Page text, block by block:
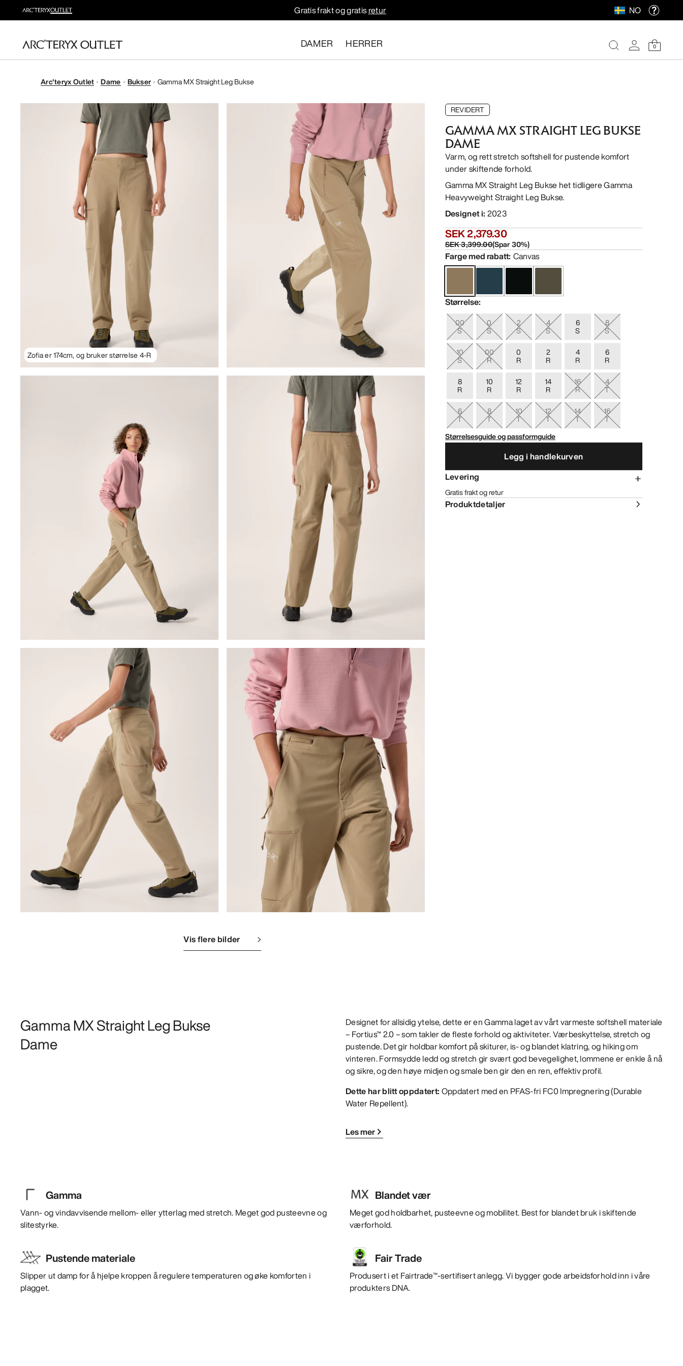
Gratis frakt og gratisretur NO
DAMER HERRER 0
Arc'teryx Outlet Dame Bukser Gamma MX Straight Leg Bukse
Zofia er 174cm, og bruker størrelse 4-R
Vis flere bilder
REVIDERT
GAMMA MX STRAIGHT LEG BUKSE
DAME
Varm, og rett stretch softshell for pustende komfort
under skiftende forhold.
Gamma MX Straight Leg Bukse het tidligere Gamma
Heavyweight Straight Leg Bukse.
Designet i: 2023
SEK 2,379.30
SEK 3,399.00(Spar30%)
Farge med rabatt: Canvas
Størrelse:
00
S
0
S
2
S
4
S
6
S
8
S
10
S
00
R
0
R
2
R
4
R
6
R
8
R
10
R
12
R
14
R
16
R
4
T
6
T
8
T
10
T
12
T
14
T
16
T
Størrelsesguide og passformguide
Legg i handlekurven
Levering
Gratis frakt og retur
Produktdetaljer
Gamma MX Straight Leg Bukse
Dame
Designet for allsidig ytelse, dette er en Gamma laget av vårt varmeste softshell materiale
– Fortius™ 2.0 – som takler de fleste forhold og aktiviteter. Værbeskyttelse, stretch og
pustende. Det gir holdbar komfort på skiturer, is- og blandet klatring, og hiking om
vinteren. Formsydde ledd og stretch gir svært god bevegelighet, lommene er enkle å nå
og sikre, og den høye midjen og smale ben gir den en ren, effektiv profil.
Dette har blitt oppdatert: Oppdatert med en PFAS-fri FC0 Impregnering (Durable
Water Repellent).
Les mer
Gamma
Vann- og vindavvisende mellom- eller ytterlag med stretch. Meget god pusteevne og
slitestyrke.
Blandet vær
Meget god holdbarhet, pusteevne og mobilitet. Best for blandet bruk i skiftende
værforhold.
Pustende materiale
Slipper ut damp for å hjelpe kroppen å regulere temperaturen og øke komforten i
plagget.
Fair Trade
Produsert i et Fairtrade™-sertifisert anlegg. Vi bygger gode arbeidsforhold inn i våre
produkters DNA.